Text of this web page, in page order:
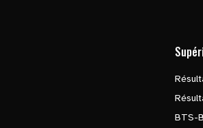
BTS-